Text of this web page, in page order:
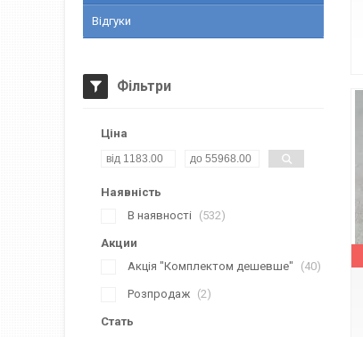
Відгуки
Фільтри
Ціна
Наявність
В наявності
532
Акции
Акція "Комплектом дешевше"
40
Розпродаж 2
Стать